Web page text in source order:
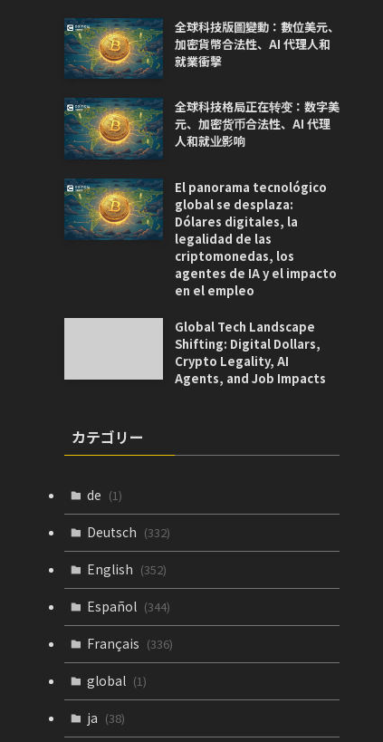
全球科技版圖變動：數位美元、
加密貨幣合法性、AI 代理人和
就業衝擊
全球科技格局正在转变：数字美
元、加密货币合法性、AI 代理
人和就业影响
El panorama tecnológico
global se desplaza:
Dólares digitales, la
legalidad de las
criptomonedas, los
agentes de IA y el impacto
en el empleo
Global Tech Landscape
Shifting: Digital Dollars,
Crypto Legality, AI
Agents, and Job Impacts
カテゴリー
de (1)
Deutsch (332)
English (352)
Español (344)
Français (336)
global (1)
ja (38)